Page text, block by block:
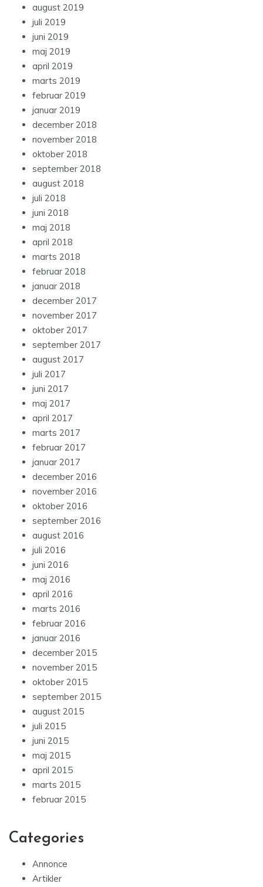
august 2019
juli 2019
juni 2019
maj 2019
april 2019
marts 2019
februar 2019
januar 2019
december 2018
november 2018
oktober 2018
september 2018
august 2018
juli 2018
juni 2018
maj 2018
april 2018
marts 2018
februar 2018
januar 2018
december 2017
november 2017
oktober 2017
september 2017
august 2017
juli 2017
juni 2017
maj 2017
april 2017
marts 2017
februar 2017
januar 2017
december 2016
november 2016
oktober 2016
september 2016
august 2016
juli 2016
juni 2016
maj 2016
april 2016
marts 2016
februar 2016
januar 2016
december 2015
november 2015
oktober 2015
september 2015
august 2015
juli 2015
juni 2015
maj 2015
april 2015
marts 2015
februar 2015
Categories
Annonce
Artikler